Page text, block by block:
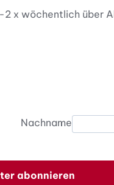
x wöchentlich über
Nachname
abonnieren